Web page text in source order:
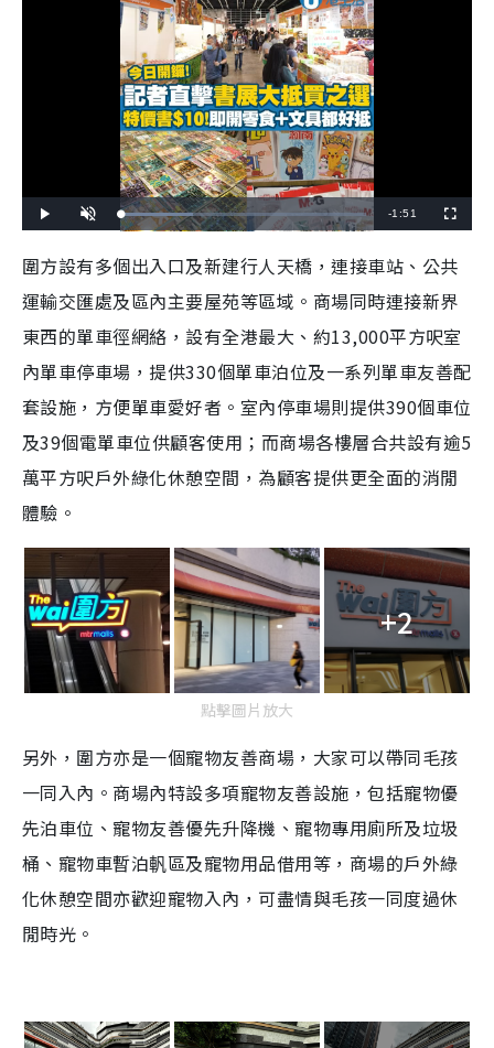
l
n
t
e
L
o
e
d
2
9
1
9
R
a
i
n
i
n
g
m
e
-1:51
u
s
c
e
e
圍方設有多個出入口及新建行人天橋，連接車站、公共
運輸交匯處及區內主要屋苑等區域。商場同時連接新界
東西的單車徑網絡，設有全港最大、約13,000平方呎室
內單車停車場，提供330個單車泊位及一系列單車友善配
套設施，方便單車愛好者。室內停車場則提供390個車位
及39個電單車位供顧客使用；而商場各樓層合共設有逾5
萬平方呎戶外綠化休憩空間，為顧客提供更全面的消閒
體驗。
+2
點擊圖片放大
另外，圍方亦是一個寵物友善商場，大家可以帶同毛孩
一同入內。商場內特設多項寵物友善設施，包括寵物優
先泊車位、寵物友善優先升降機、寵物專用廁所及垃圾
桶、寵物車暫泊軓區及寵物用品借用等，商場的戶外綠
化休憩空間亦歡迎寵物入內，可盡情與毛孩一同度過休
閒時光。